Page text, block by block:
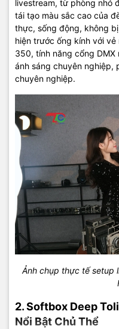
livestream, từ phòng nhỏ
tái tạo màu sắc cao của
thực, sống động, không
hiện trước ống kính với
350, tính năng cổng
ánh sáng chuyên nghiệp,
chuyên nghiệp.
Ảnh chụp thực tế setup
2. Softbox Deep
Nổi Bật Chủ Thể